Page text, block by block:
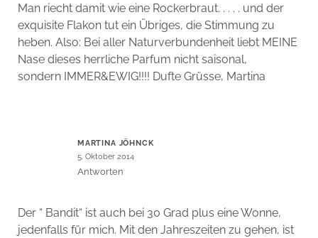
Man riecht damit wie eine Rockerbraut. . . . . und der
exquisite Flakon tut ein Übriges, die Stimmung zu
heben. Also: Bei aller Naturverbundenheit liebt MEINE
Nase dieses herrliche Parfum nicht saisonal,
sondern IMMER&EWIG!!!! Dufte Grüsse, Martina
MARTINA JÖHNCK
5. Oktober 2014
Antworten
Der “ Bandit“ ist auch bei 30 Grad plus eine Wonne,
jedenfalls für mich. Mit den Jahreszeiten zu gehen, ist